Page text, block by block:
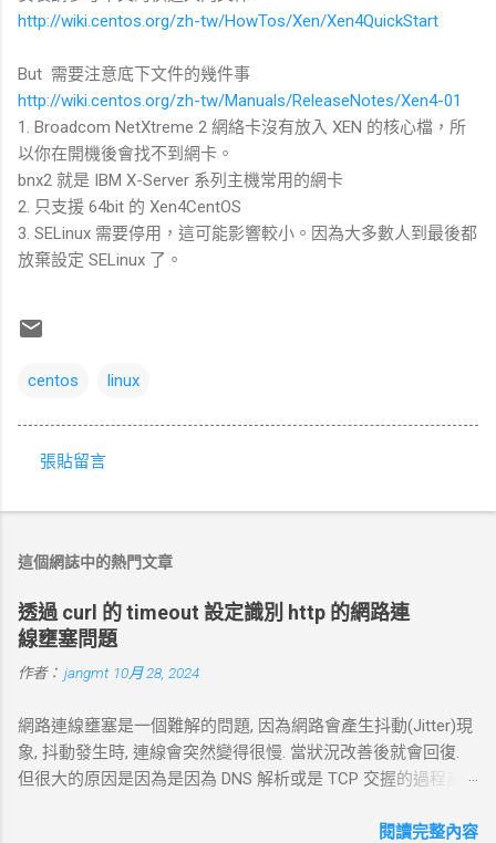
http://wiki.centos.org/zh-tw/HowTos/Xen/Xen4QuickStart
But 需要注意底下文件的幾件事
http://wiki.centos.org/zh-tw/Manuals/ReleaseNotes/Xen4-01
1. Broadcom NetXtreme 2 網絡卡沒有放入 XEN 的核心檔，所
以你在開機後會找不到網卡。
bnx2 就是 IBM X-Server 系列主機常用的網卡
2. 只支援 64bit 的 Xen4CentOS
3. SELinux 需要停用，這可能影響較小。因為大多數人到最後都
放棄設定 SELinux 了。
centos linux
言
張貼留言
這個網誌中的熱門文章
透過 curl 的 timeout 設定識別 http 的網路連
線壅塞問題
作者： jangmt 10月 28, 2024
網路連線壅塞是一個難解的問題, 因為網路會產生抖動(Jitter)現
象, 抖動發生時, 連線會突然變得很慢. 當狀況改善後就會回復.
但很大的原因是因為是因為 DNS 解析或是 TCP 交握的過程產
以下幾個主要步驟： 1. DNS 查詢 目標 ：解析主機名 (如閱讀完整內容